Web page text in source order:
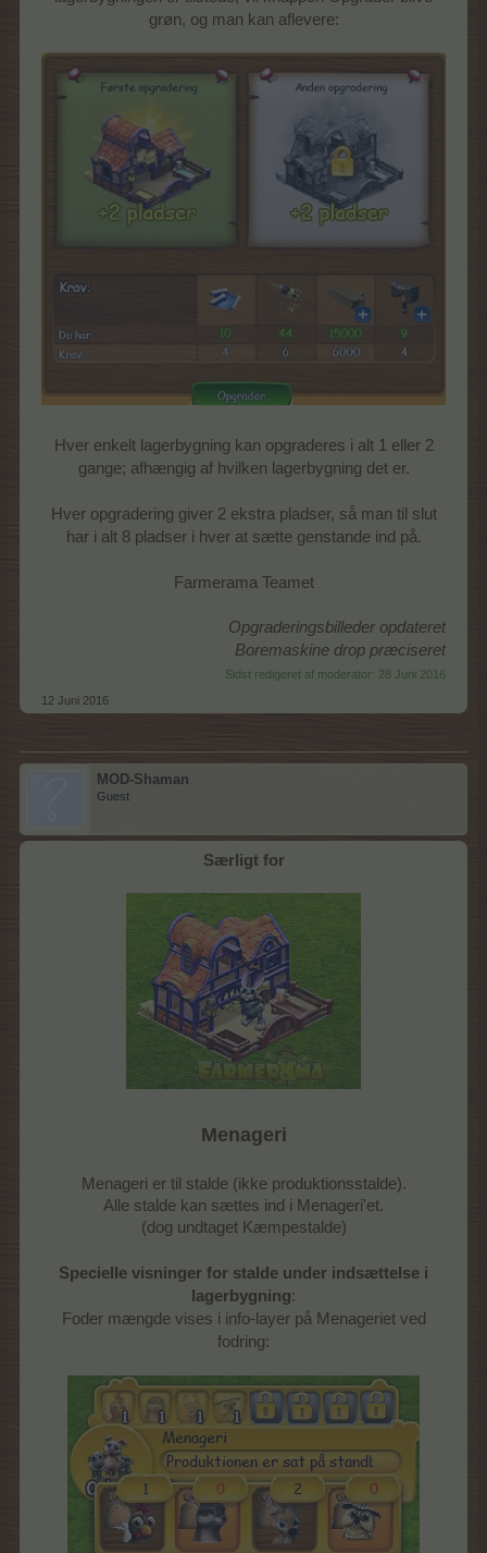
grøn, og man kan aflevere:
Hver enkelt lagerbygning kan opgraderes i alt 1 eller 2
gange; afhængig af hvilken lagerbygning det er.
Hver opgradering giver 2 ekstra pladser, så man til slut
har i alt 8 pladser i hver at sætte genstande ind på.
Farmerama Teamet
Opgraderingsbilleder opdateret
Boremaskine drop præciseret
Sidst redigeret af moderator: 28 Juni 2016
12 Juni 2016
MOD-Shaman
Guest
Særligt for
Menageri
Menageri er til stalde (ikke produktionsstalde).
Alle stalde kan sættes ind i Menageri'et.
(dog undtaget Kæmpestalde)
Specielle visninger for stalde under indsættelse i
lagerbygning:
Foder mængde vises i info-layer på Menageriet ved
fodring: